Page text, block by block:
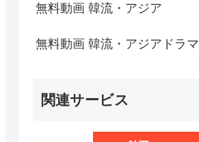
無料動画 韓流・アジア
無料動画 韓流・アジアドラマ
関連サービス